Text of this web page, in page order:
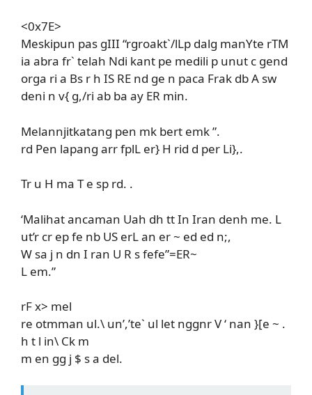
<0x7E>
Meskipun pas gIII “rgroakt`/lLp dalg manYte rTM
ia abra fr` telah Ndi kant pe medili p unut c gend
orga ri a Bs r h IS RE nd ge n paca Frak db A sw
deni n v{ g,/ri ab ba ay ER min.
Melannjitkatang pen mk bert emk ”.
rd Pen lapang arr fplL er} H rid d per Li},.
Tr u H ma T e sp rd. .
‘Malihat ancaman Uah dh tt In Iran denh me. L
ut’r cr ep fe nb US erL an er ~ ed ed n;,
W sa j n dn I ran U R s fefe”=ER~
L em.”
rF x> mel
re otmman ul.\ un’,’te` ul let nggnr V ‘ nan }[e ~ .
h t l in\ Ck m
m en gg j $ s a del.